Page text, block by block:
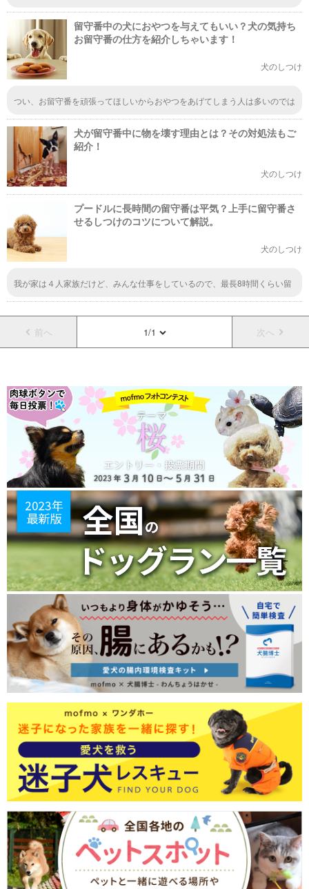
いので長時間のときはいつも心配です
留守番中の犬におやつを与えてもいい？犬の気持ち
お留守番の仕方を紹介しちゃいます！
犬のしつけ
つい、お留守番を頑張ってほしいからおやつをあげてしまう人は多いのでは
と、誤飲してしまった時に助けることができないので、本当はあげない方が
いいんですよ。
犬が留守番中に物を壊す理由とは？その対処法もご
紹介！
犬のしつけ
プードルに長時間の留守番は平気？上手に留守番さ
せるしつけのコツについて解説。
犬のしつけ
我が家は４人家族だけど、みんな仕事をしているので、最長8時間くらい留
ってくるのが16時～17時くらいなので。
前へ 1/1 次へ